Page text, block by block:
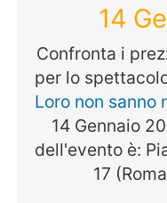
14
Confronta i
per lo
Loro non sanno
14 Gennaio
dell'evento è:
17